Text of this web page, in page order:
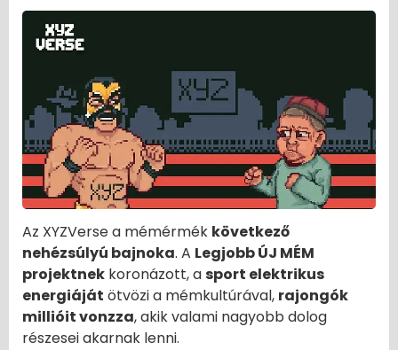
Az XYZVerse a mémérmék következő
nehézsúlyú bajnoka. A Legjobb ÚJ MÉM
projektnek koronázott, asport elektrikus
energiáját ötvözi a mémkultúrával, rajongók
millióit vonzza, akik valami nagyobb dolog
részesei akarnak lenni.